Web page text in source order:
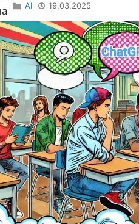
AI 19.03.2025